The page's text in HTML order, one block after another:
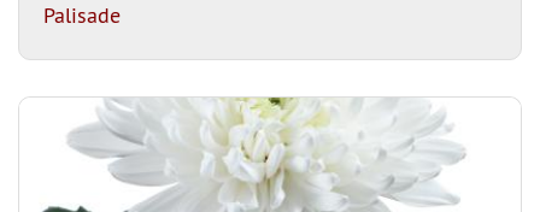
Palisade